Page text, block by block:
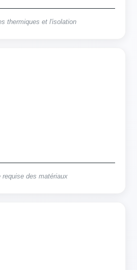
thermiques et l'isolation
des matériaux